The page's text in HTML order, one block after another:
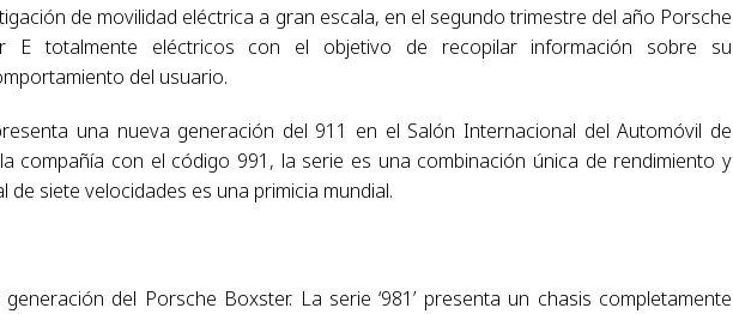
de movilidad eléctrica a gran escala, en el segundo trimestre del año Porsche
E totalmente eléctricos con el objetivo de recopilar información sobre su
del usuario.
una nueva generación del 911 en el Salón Internacional del Automóvil de
compañía con el código 991, la serie es una combinación única de rendimiento y
de siete velocidades es una primicia mundial.
del Porsche Boxster. La serie ‘981’ presenta un chasis completamente